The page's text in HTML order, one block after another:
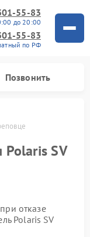
55-83
до 20:00
55-83
по РФ
Позвонить
Polaris SV
отказе
Polaris SV